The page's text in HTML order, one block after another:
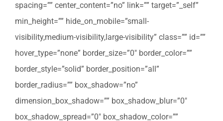
spacing=”” center_content=”no” link=”” target=”_self”
min_height=”” hide_on_mobile=”small-
visibility,medium-visibility,large-visibility” class=”” id=””
hover_type=”none” border_size=”0″ border_color=””
border_style=”solid” border_position=”all”
border_radius=”” box_shadow=”no”
dimension_box_shadow=”” box_shadow_blur=”0″
box_shadow_spread=”0″ box_shadow_color=””